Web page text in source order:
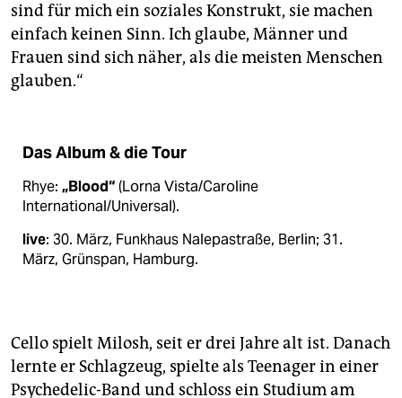
sind für mich ein soziales Konstrukt, sie machen
einfach keinen Sinn. Ich glaube, Männer und
Frauen sind sich näher, als die meisten Menschen
glauben.“
Das Album & die Tour
Rhye: „Blood“(Lorna Vista/Caroline
International/Universal).
live: 30. März, Funkhaus Nalepastraße, Berlin; 31.
März, Grünspan, Hamburg.
Cello spielt Milosh, seit er drei Jahre alt ist. Danach
lernte er Schlagzeug, spielte als Teenager in einer
Psychedelic-Band und schloss ein Studium am